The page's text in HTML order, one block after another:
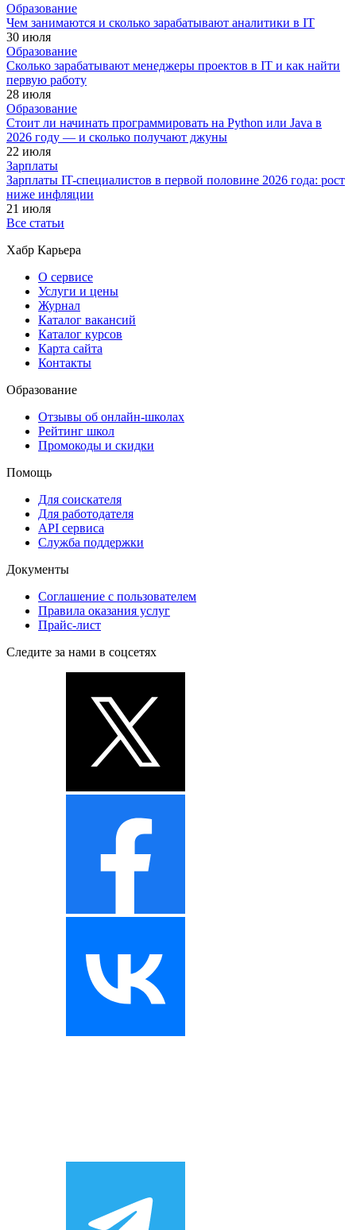
Образование
Чем занимаются и сколько зарабатывают аналитики в IT
30 июля
Образование
Сколько зарабатывают менеджеры проектов в IT и как найти
первую работу
28 июля
Образование
Стоит ли начинать программировать на Python или Java в
2026 году — и сколько получают джуны
22 июля
Зарплаты
Зарплаты IT-специалистов в первой половине 2026 года: рост
ниже инфляции
21 июля
Все статьи
Хабр Карьера
О сервисе
Услуги и цены
Журнал
Каталог вакансий
Каталог курсов
Карта сайта
Контакты
Образование
Отзывы об онлайн-школах
Рейтинг школ
Промокоды и скидки
Помощь
Для соискателя
Для работодателя
API сервиса
Служба поддержки
Документы
Соглашение с пользователем
Правила оказания услуг
Прайс-лист
Следите за нами в соцсетях